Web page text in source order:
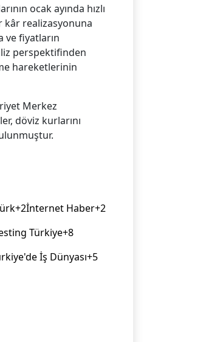
ocak ayında hızlı
kâr realizasyonuna
ve fiyatların
perspektifinden
hareketlerinin
Merkez
döviz kurlarını
Haber+2
Türkiye+8
İş Dünyası+5